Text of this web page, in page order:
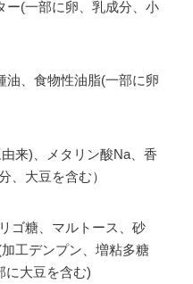
ー(一部に卵、乳成分、小
油、食物性油脂(一部に卵
来)、メタリン酸Na、香
、大豆を含む）
ゴ糖、マルトース、砂
工デンプン、増粘多糖
に大豆を含む)